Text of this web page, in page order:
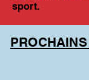
sport.